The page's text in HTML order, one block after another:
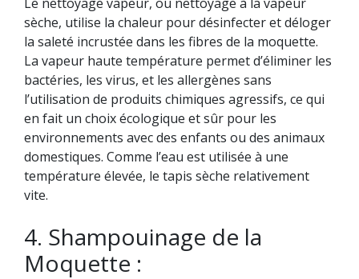
sèche, utilise la chaleur pour désinfecter et déloger
la saleté incrustée dans les fibres de la moquette.
La vapeur haute température permet d’éliminer les
bactéries, les virus, et les allergènes sans
l’utilisation de produits chimiques agressifs, ce qui
en fait un choix écologique et sûr pour les
environnements avec des enfants ou des animaux
domestiques. Comme l’eau est utilisée à une
température élevée, le tapis sèche relativement
vite.
4. Shampouinage de la
Moquette :